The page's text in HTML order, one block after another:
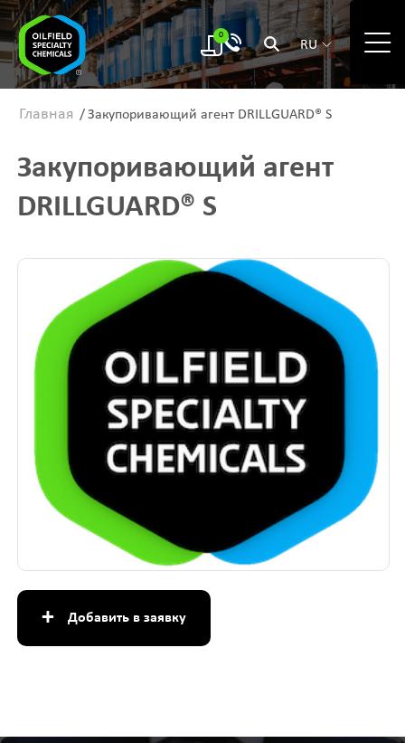
0
RU
Главная /Закупоривающий агент DRILLGUARD® S
Закупоривающий агент
DRILLGUARD® S
+ Добавить в заявку